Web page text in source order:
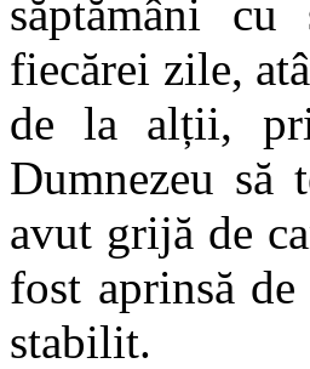
săptămâni
fiecărei zile,
de la alții,
Dumnezeu să
avut grijă de
fost aprinsă
stabilit.